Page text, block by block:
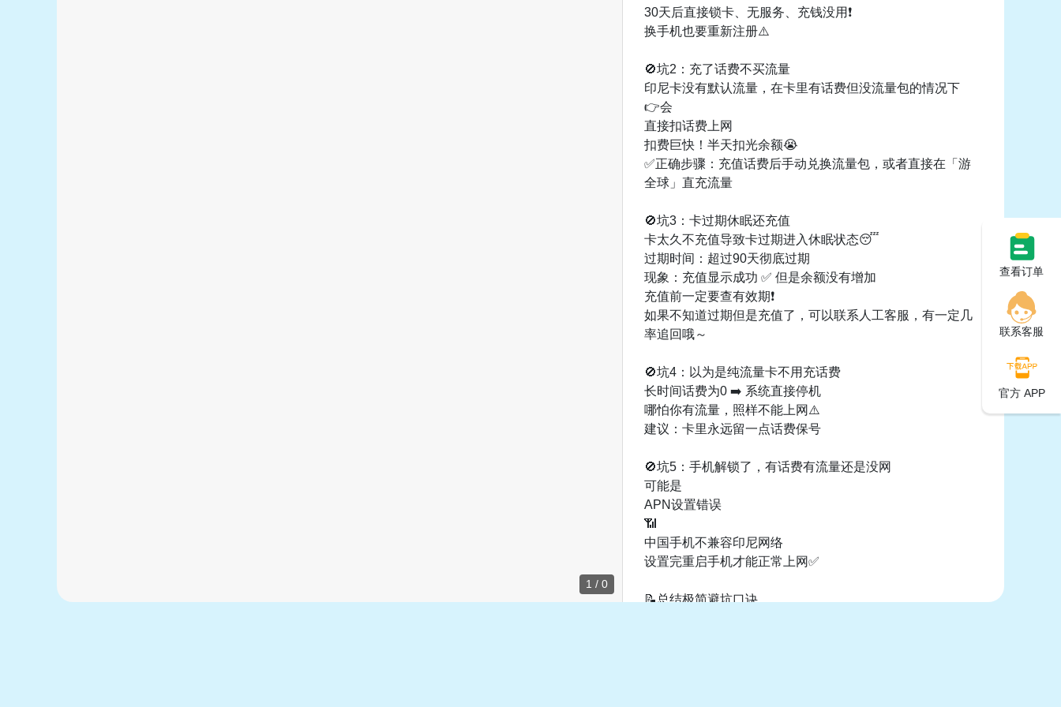
1 / 0
30天后直接锁卡、无服务、充钱没用❗️
换手机也要重新注册⚠️
🚫坑2：充了话费不买流量
印尼卡没有默认流量，在卡里有话费但没流量包的情况下
👉会
直接扣话费上网
扣费巨快！半天扣光余额😭
✅正确步骤：充值话费后手动兑换流量包，或者直接在「游
全球」直充流量
🚫坑3：卡过期休眠还充值
卡太久不充值导致卡过期进入休眠状态😴
过期时间：超过90天彻底过期
现象：充值显示成功 ✅ 但是余额没有增加
充值前一定要查有效期❗️
如果不知道过期但是充值了，可以联系人工客服，有一定几
率追回哦～
🚫坑4：以为是纯流量卡不用充话费
长时间话费为0 ➡️ 系统直接停机
哪怕你有流量，照样不能上网⚠️
建议：卡里永远留一点话费保号
🚫坑5：手机解锁了，有话费有流量还是没网
可能是
APN设置错误
📶
中国手机不兼容印尼网络
设置完重启手机才能正常上网✅
📝总结极简避坑口诀
查看订单
联系客服
官方 APP